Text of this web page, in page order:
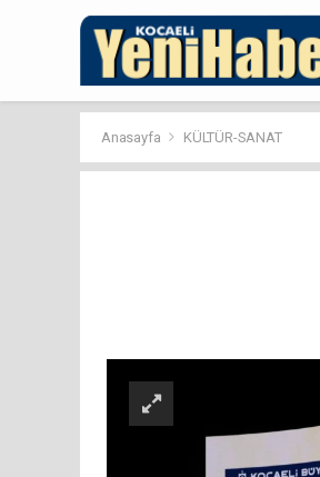
Anasayfa KÜLTÜR-SANAT